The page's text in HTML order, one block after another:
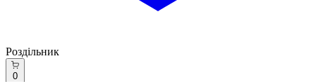
Роздільник
0